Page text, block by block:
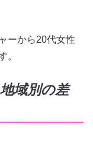
ーから20代女性
。
域別の差